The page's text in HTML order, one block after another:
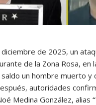
de 2025, un
de la Zona Rosa, en
un hombre muerto y
autoridades
Medina González, alias